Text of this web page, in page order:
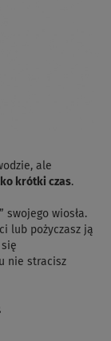
ale
krótki czas.
swojego wiosła.
lub pożyczasz ją
nie stracisz